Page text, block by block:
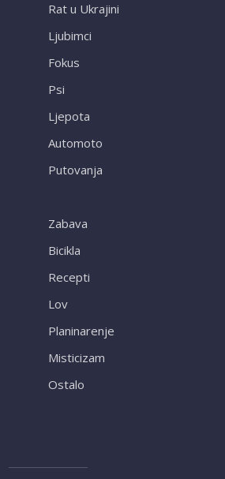
Rat u Ukrajini
Ljubimci
Fokus
Psi
Ljepota
Automoto
Putovanja
Zabava
Bicikla
Recepti
Lov
Planinarenje
Misticizam
Ostalo